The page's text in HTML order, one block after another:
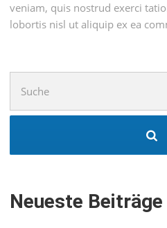
veniam, quis nostrud exerci
lobortis nisl ut aliquip ex ea
nach:
Neueste Beiträge